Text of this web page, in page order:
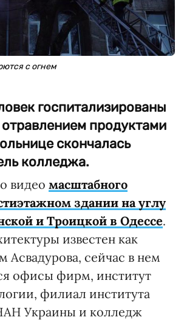
с огнем
госпитализированы
продуктами
скончалась
колледжа.
видео масштабного
здании на углу
и Троицкой в Одессе.
известен как
Асвадурова, сейчас в нем
офисы фирм, институт
филиал института
Украины и колледж